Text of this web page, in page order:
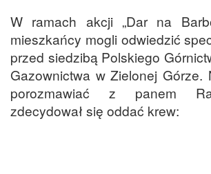
W ramach akcji „Dar na
mieszkańcy mogli odwiedzić
przed siedzibą Polskiego
Gazownictwa w Zielonej Górze.
porozmawiać z panem
zdecydował się oddać krew: